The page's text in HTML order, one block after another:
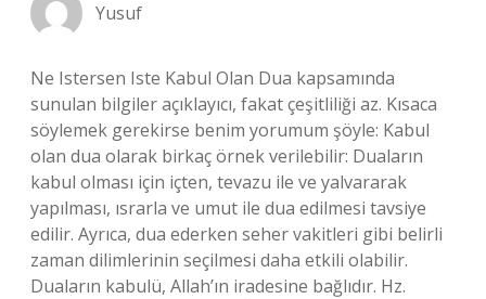
Yusuf
Ne Istersen Iste Kabul Olan Dua kapsamında
sunulan bilgiler açıklayıcı, fakat çeşitliliği az. Kısaca
söylemek gerekirse benim yorumum şöyle: Kabul
olan dua olarak birkaç örnek verilebilir: Duaların
kabul olması için içten, tevazu ile ve yalvararak
yapılması, ısrarla ve umut ile dua edilmesi tavsiye
edilir. Ayrıca, dua ederken seher vakitleri gibi belirli
zaman dilimlerinin seçilmesi daha etkili olabilir.
Duaların kabulü, Allah’ın iradesine bağlıdır. Hz.